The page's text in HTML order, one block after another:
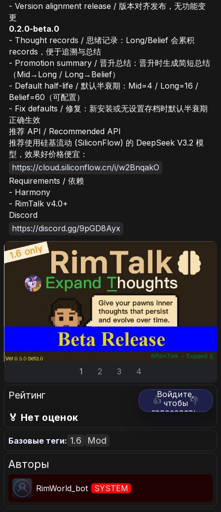
- Version alignment release / 版本对齐发布，无功能变
更
0.2.0-beta.0
- Thought records / 思绪记录：Long/Belief 会累积
records，便于追溯与总结
- Promotion summary / 晋升总结：晋升时生成简短总结
（Mid→Long / Long→Belief）
- Default half-life / 默认半衰期：Mid=4 / Long=16 /
Belief=60（可配置）
- Fix defaults / 修复：新安装或无设置存档时默认半衰期
正确生效
推荐 API / Recommended API
推荐使用硅基流动 (SiliconFlow) 的 DeepSeek V3.2 模
型，效果好价格便宜：
https://cloud.siliconflow.cn/i/w2BnqakO
Requirements / 依赖
- Harmony
- RimTalk v4.0+
Discord
https://discord.gg/9pGD8Ayx
1 2 3 4
Рейтинг 👍 👎
Войдите,
чтобы
голосовать.
🏅 Нет оценок
Базовые теги: 1.6 Mod
Авторы
RimWorld_bot SYSTEM